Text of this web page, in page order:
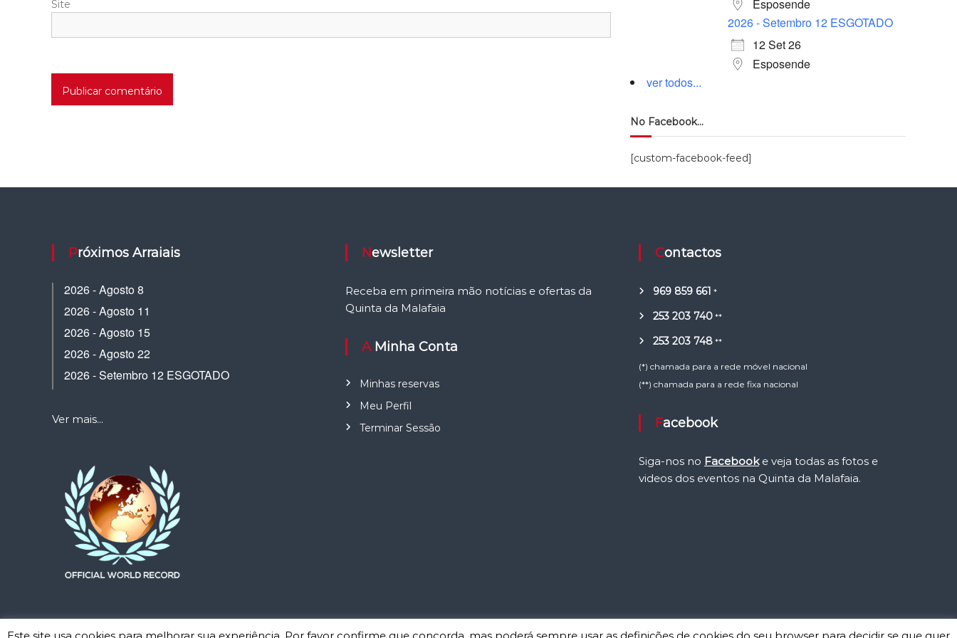
Site
Esposende
2026 - Setembro 12 ESGOTADO
12 Set 26
Esposende
ver todos...
No Facebook…
[custom-facebook-feed]
Próximos Arraiais
2026 - Agosto 8
2026 - Agosto 11
2026 - Agosto 15
2026 - Agosto 22
2026 - Setembro 12 ESGOTADO
Ver mais...
Newsletter
Receba em primeira mão notícias e ofertas da
Quinta da Malafaia
A Minha Conta
Minhas reservas
Meu Perfil
Terminar Sessão
Contactos
969 859 661 *
253 203 740**
253 203 748**
(*) chamada para a rede móvel nacional
(**) chamada para a rede fixa nacional
Facebook
Siga-nos no Facebooke veja todas as fotos e
videos dos eventos na Quinta da Malafaia.